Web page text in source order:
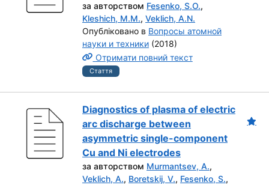
за авторством Fesenko, S.O.,
Kleshich, M.M., Veklich, A.N.
Опубліковано в Вопросы атомной
науки и техники (2018)
Отримати повний текст
Стаття
Diagnostics of plasma of electric
arc discharge between
asymmetric single-component
Cu and Ni electrodes
за авторством Murmantsev, A.,
Veklich, A., Boretskij, V., Fesenko, S.,